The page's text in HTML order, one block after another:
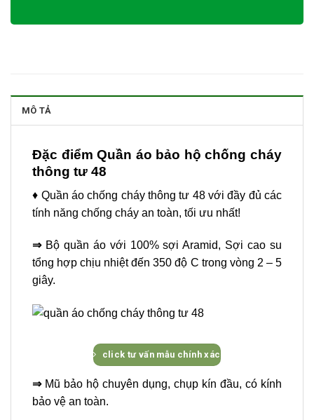
MÔ TẢ
Đặc điểm Quần áo bảo hộ chống cháy
thông tư 48
♦ Quần áo chống cháy thông tư 48 với đầy đủ các
tính năng chống cháy an toàn, tối ưu nhất!
⇒Bộ quần áo với 100% sợi Aramid, Sợi cao su
tổng hợp chịu nhiệt đến 350 độ C trong vòng 2 – 5
giây.
click tư vấn mẫu chính xác
⇒ Mũ bảo hộ chuyên dụng, chụp kín đầu, có kính
bảo vệ an toàn.